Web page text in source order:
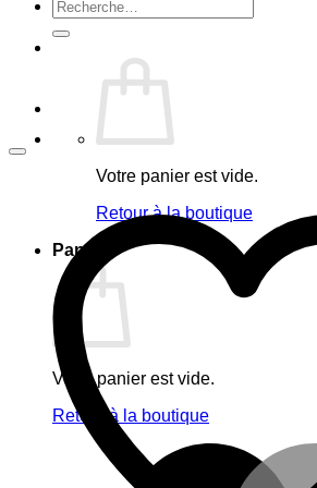
Recherche
pour :
Votre panier est vide.
Retour à la boutique
Panier
Votre panier est vide.
Retour à la boutique